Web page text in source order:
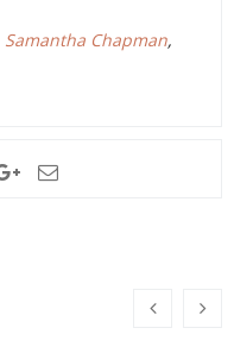
Samantha Chapman,